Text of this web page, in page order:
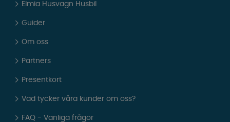
Elmia Husvagn Husbil
Guider
Om oss
Partners
Presentkort
Vad tycker våra kunder om oss?
FAQ - Vanliga frågor